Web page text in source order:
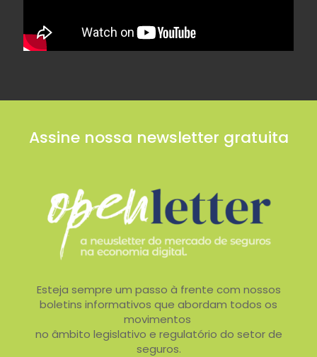
Assine nossa newsletter gratuita
Esteja sempre um passo à frente com nossos
boletins informativos que abordam todos os
movimentos
no âmbito legislativo e regulatório do setor de
seguros.